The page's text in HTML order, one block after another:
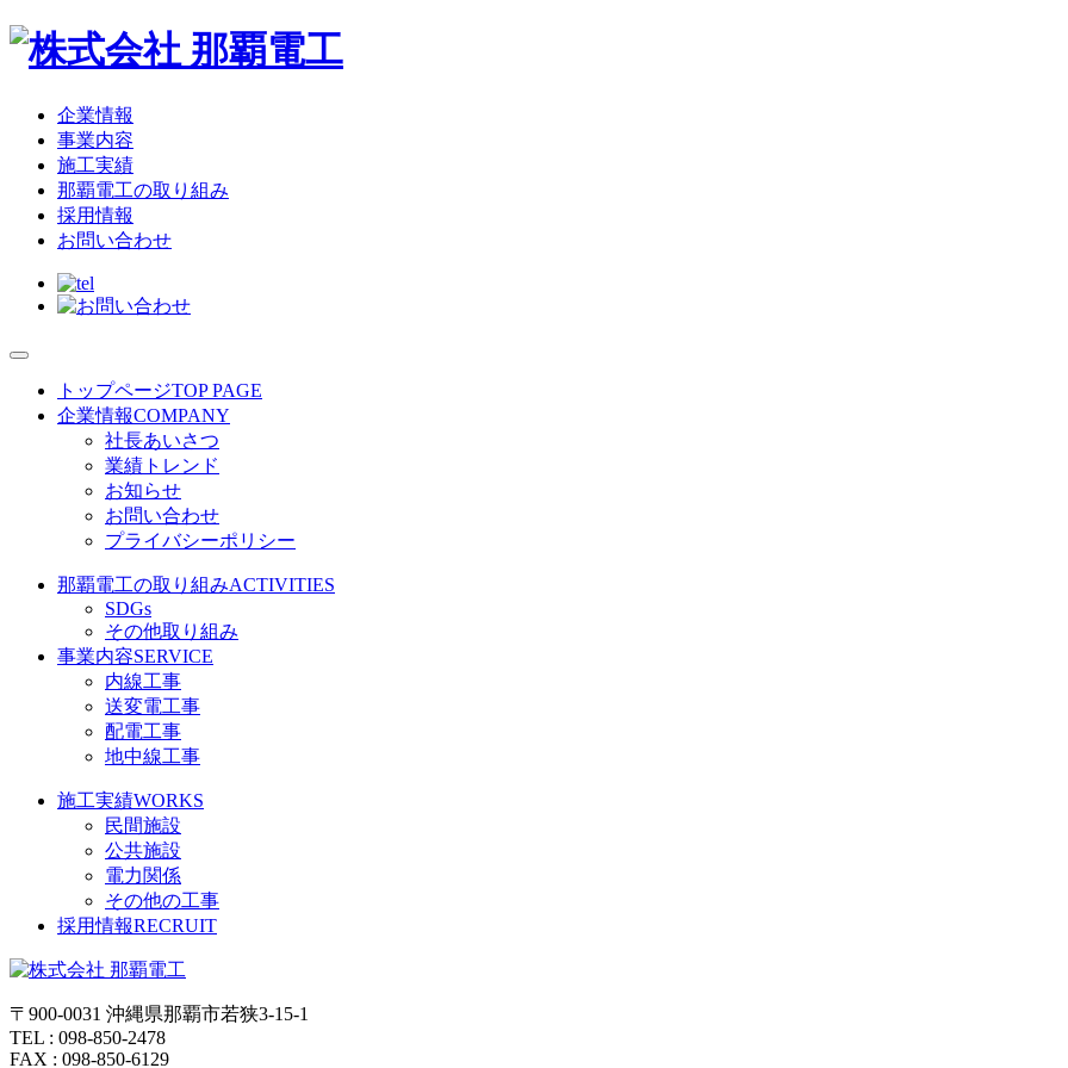
企業情報
事業内容
施工実績
那覇電工の取り組み
採用情報
お問い合わせ
トップページTOP PAGE
企業情報COMPANY
社長あいさつ
業績トレンド
お知らせ
お問い合わせ
プライバシーポリシー
那覇電工の取り組みACTIVITIES
SDGs
その他取り組み
事業内容SERVICE
内線工事
送変電工事
配電工事
地中線工事
施工実績WORKS
民間施設
公共施設
電力関係
その他の工事
採用情報RECRUIT
〒900-0031 沖縄県那覇市若狭3-15-1
TEL : 098-850-2478
FAX : 098-850-6129